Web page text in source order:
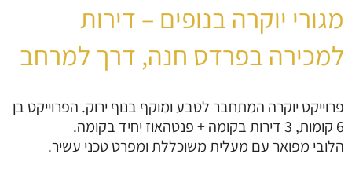
מגורי יוקרה בנופים – דירות
למכירה בפרדס חנה, דרך למרחב
פרוייקט יוקרה המתחבר לטבע ומוקף בנוף ירוק. הפרוייקט בן
6 קומות, 3 דירות בקומה + פנטהאוז יחיד בקומה.
הלובי מפואר עם מעלית משוכללת ומפרט טכני עשיר.